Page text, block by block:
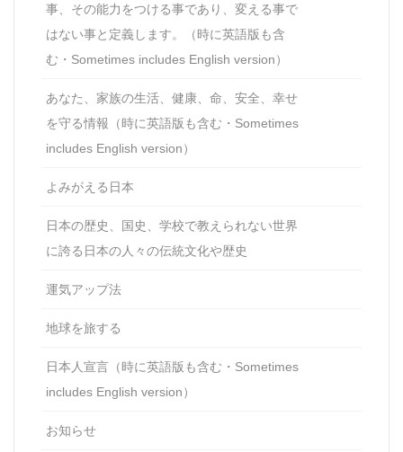
事、その能力をつける事であり、変える事で
はない事と定義します。（時に英語版も含
む・Sometimes includes English version）
あなた、家族の生活、健康、命、安全、幸せ
を守る情報（時に英語版も含む・Sometimes
includes English version）
よみがえる日本
日本の歴史、国史、学校で教えられない世界
に誇る日本の人々の伝統文化や歴史
運気アップ法
地球を旅する
日本人宣言（時に英語版も含む・Sometimes
includes English version）
お知らせ